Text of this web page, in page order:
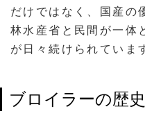
だけではなく、国産の
林水産省と民間が一体
が日々続けられていま
ブロイラーの歴史